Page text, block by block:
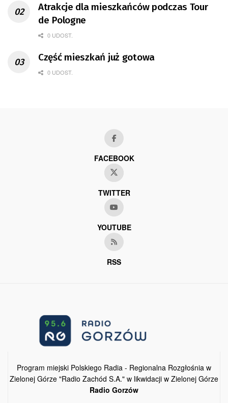
Atrakcje dla mieszkańców podczas Tour
de Pologne
0 UDOST.
Część mieszkań już gotowa
0 UDOST.
FACEBOOK
TWITTER
YOUTUBE
RSS
Program miejski Polskiego Radia - Regionalna Rozgłośnia w
Zielonej Górze "Radio Zachód S.A." w likwidacji w Zielonej Górze
Radio Gorzów